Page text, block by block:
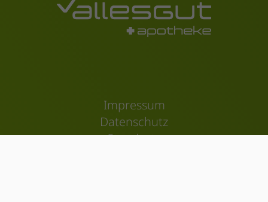
Impressum
Datenschutz
Standorte